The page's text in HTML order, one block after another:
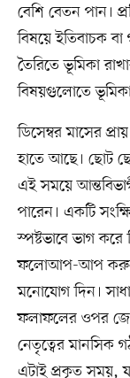
বেশি বেতন পান।
বিষয়ে ইতিবাচক
তৈরিতে ভূমিকা
বিষয়গুলোতে ভূমিকা
ডিসেম্বর মাসের
হাতে আছে। ছোট
এই সময়ে
পারেন। একটি
স্পষ্টভাবে ভাগ
ফলোআপ-আপ করুন।
মনোযোগ দিন।
ফলাফলের ওপর
নেতৃত্বের মানসিক
এটাই প্রকৃত সময়,